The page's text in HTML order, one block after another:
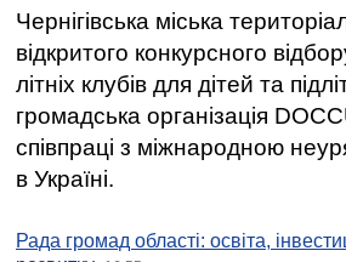
Чернігівська міська
відкритого конкурсного
літніх клубів для дітей та
громадська організація
співпраці з міжнародною
в Україні.
Рада громад області: освіта,